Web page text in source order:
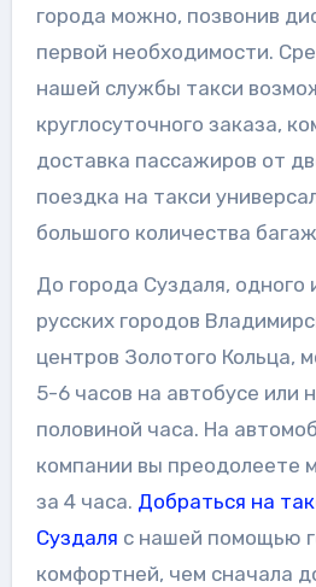
города можно, позвонив
первой необходимости.
нашей службы такси
круглосуточного заказа,
доставка пассажиров от
поездка на такси
большого количества
До города Суздаля, одного
русских городов
центров Золотого Кольца,
5-6 часов на автобусе или
половиной часа. На
компании вы преодолеете
за 4 часа. Добраться на
Суздаля с нашей помощью
комфортней, чем сначала